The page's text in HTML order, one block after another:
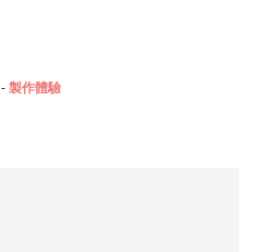
製作體驗